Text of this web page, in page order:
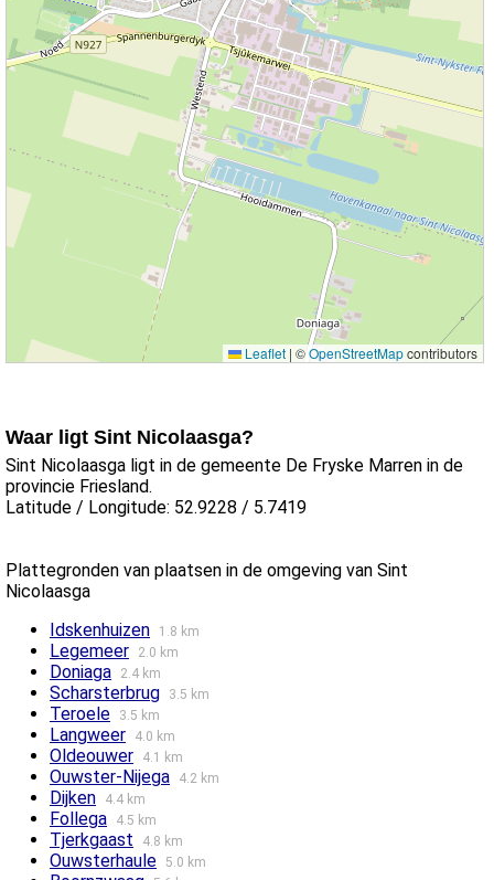
Leaflet | ©OpenStreetMapcontributors
Waar ligt Sint Nicolaasga?
Sint Nicolaasga ligt in de gemeente De Fryske Marren in de
provincie Friesland.
Latitude / Longitude: 52.9228 / 5.7419
Plattegronden van plaatsen in de omgeving van Sint
Nicolaasga
Idskenhuizen
1.8 km
Legemeer 2.0 km
Doniaga 2.4 km
Scharsterbrug 3.5 km
Teroele 3.5 km
Langweer 4.0 km
Oldeouwer 4.1 km
Ouwster-Nijega 4.2 km
Dijken 4.4 km
Follega 4.5 km
Tjerkgaast 4.8 km
Ouwsterhaule 5.0 km